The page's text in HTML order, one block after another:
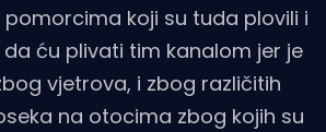
koji su tuda plovili i
da ću plivati tim kanalom jer je
vjetrova, i zbog različitih
na otocima zbog kojih su